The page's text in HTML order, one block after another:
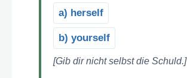
a) herself
b) yourself
[Gib dir nicht selbst die Schuld.]